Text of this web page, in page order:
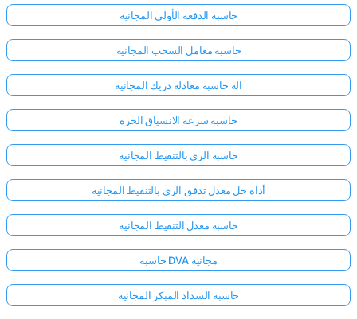
حاسبة الدفعة الأولى المجانية
حاسبة معامل السحب المجانية
آلة حاسبة معادلة دريك المجانية
حاسبة سرعة الانسياق الحرة
حاسبة الري بالتنقيط المجانية
أداة حل معدل تدفق الري بالتنقيط المجانية
حاسبة معدل التنقيط المجانية
حاسبة DVA مجانية
حاسبة السداد المبكر المجانية